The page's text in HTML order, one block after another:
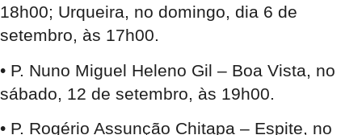
18h00; Urqueira, no domingo, dia 6 de
setembro, às 17h00.
• P. Nuno Miguel Heleno Gil – Boa Vista, no
sábado, 12 de setembro, às 19h00.
• P. Rogério Assunção Chitapa – Espite, no